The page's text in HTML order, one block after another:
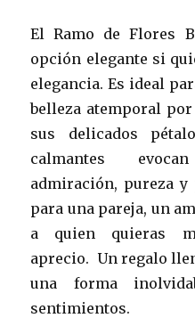
El Ramo de Flores
opción elegante si
elegancia. Es ideal
belleza atemporal
sus delicados
calmantes
admiración, pureza y
para una pareja, un
a quien quieras
aprecio. Un regalo
una forma
sentimientos.